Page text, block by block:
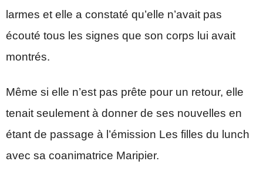
larmes et elle a constaté qu’elle n’avait pas
écouté tous les signes que son corps lui avait
montrés.
Même si elle n’est pas prête pour un retour, elle
tenait seulement à donner de ses nouvelles en
étant de passage à l’émission Les filles du lunch
avec sa coanimatrice Maripier.